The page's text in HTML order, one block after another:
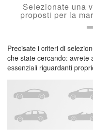
Selezionate una
proposti per la
Precisate i criteri di
che state cercando: avrete
essenziali riguardanti